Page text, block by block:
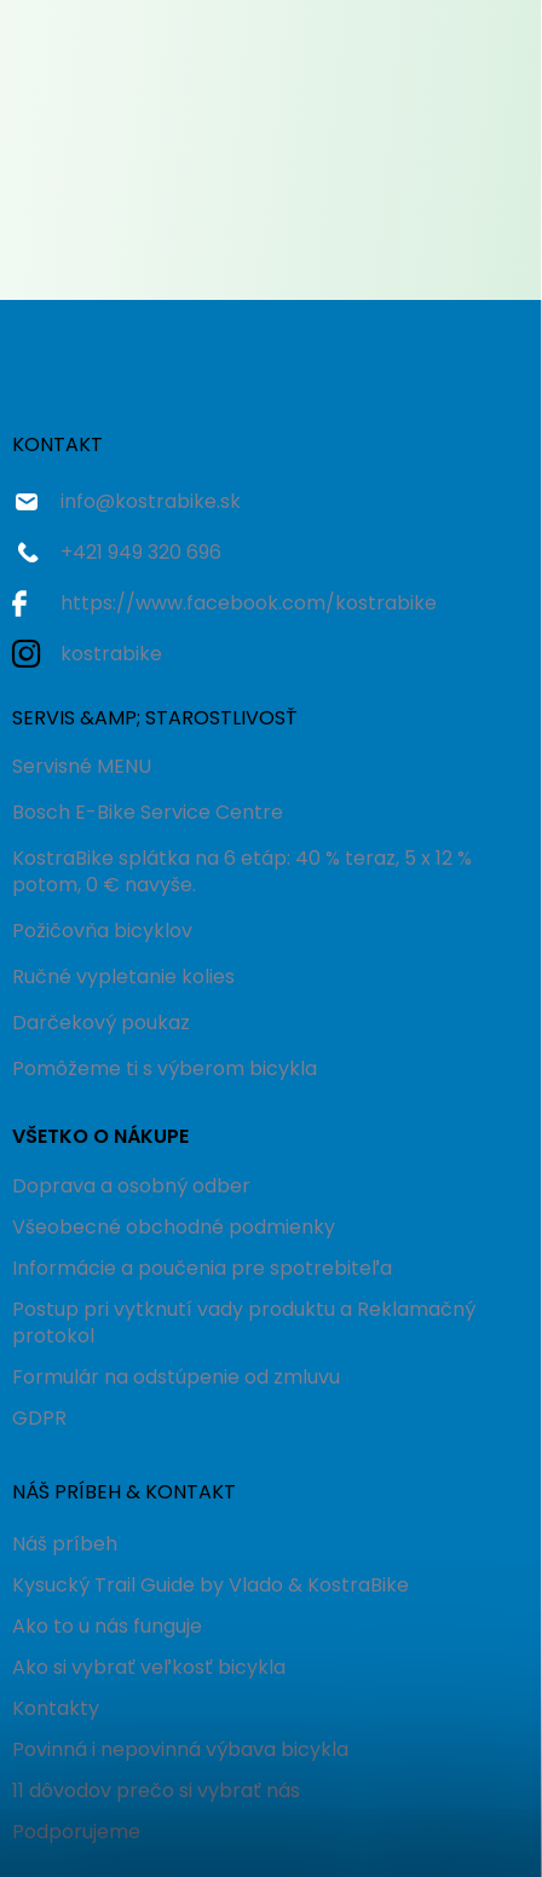
KONTAKT
info@kostrabike.sk
+421 949 320 696
https://www.facebook.com/kostrabike
kostrabike
SERVIS &AMP; STAROSTLIVOSŤ
Servisné MENU
Bosch E-Bike Service Centre
KostraBike splátka na 6 etáp: 40 % teraz, 5 x 12 %
potom, 0 € navyše.
Požičovňa bicyklov
Ručné vypletanie kolies
Darčekový poukaz
Pomôžeme ti s výberom bicykla
VŠETKO O NÁKUPE
Doprava a osobný odber
Všeobecné obchodné podmienky
Informácie a poučenia pre spotrebiteľa
Postup pri vytknutí vady produktu a Reklamačný
protokol
Formulár na odstúpenie od zmluvu
GDPR
NÁŠ PRÍBEH & KONTAKT
Náš príbeh
Kysucký Trail Guide by Vlado & KostraBike
Ako to u nás funguje
Ako si vybrať veľkosť bicykla
Kontakty
Povinná i nepovinná výbava bicykla
11 dôvodov prečo si vybrať nás
Podporujeme